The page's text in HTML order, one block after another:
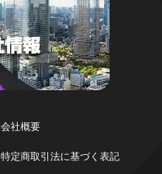
会社概要
特定商取引法に基づく表記